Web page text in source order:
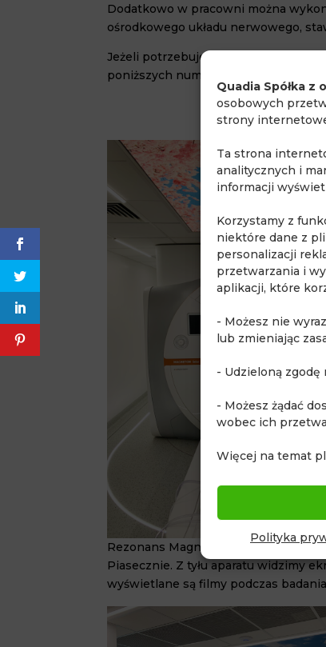
Quadia Spółka z
osobowych
strony
Ta strona
analitycznych i
informacji
Korzystamy z
niektóre dane z
personalizacji
przetwarzania i
aplikacji, które
- Możesz nie
lub zmieniając
- Udzieloną zgodę
- Możesz żądać
wobec ich
Więcej na temat
Polityka
Dodatkowo w pracowni można
ośrodkowego układu nerwowego,
Jeżeli potrzebujesz badania
poniższych numerów:
Rezonans Magnetyczny w pracowni
Piasecznie. Z tyłu aparatu widzimy
wyświetlane są filmy podczas